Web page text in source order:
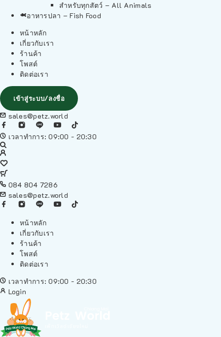
สำหรับทุกสัตว์ – All Animals
อาหารปลา – Fish Food
หน้าหลัก
เกี่ยวกับเรา
ร้านค้า
โพสต์
ติดต่อเรา
เข้าสู่ระบบ/ลงชื่อ
sales@petz.world
เวลาทำการ: 09:00 - 20:30
084 804 7286
sales@petz.world
หน้าหลัก
เกี่ยวกับเรา
ร้านค้า
โพสต์
ติดต่อเรา
เวลาทำการ: 09:00 - 20:30
Login